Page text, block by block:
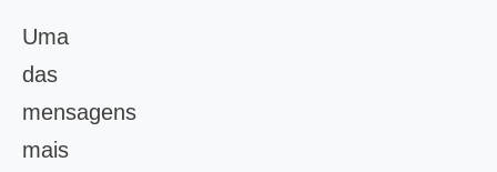
Uma
das
mensagens
mais